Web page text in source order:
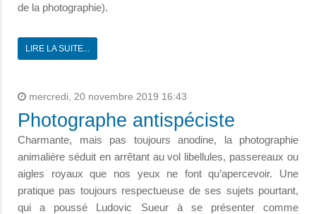
de la photographie).
LIRE LA SUITE...
mercredi, 20 novembre 2019 16:43
Photographe antispéciste
Charmante, mais pas toujours anodine, la photographie
animalière séduit en arrêtant au vol libellules, passereaux ou
aigles royaux que nos yeux ne font qu’apercevoir. Une
pratique pas toujours respectueuse de ses sujets pourtant,
qui a poussé Ludovic Sueur à se présenter comme